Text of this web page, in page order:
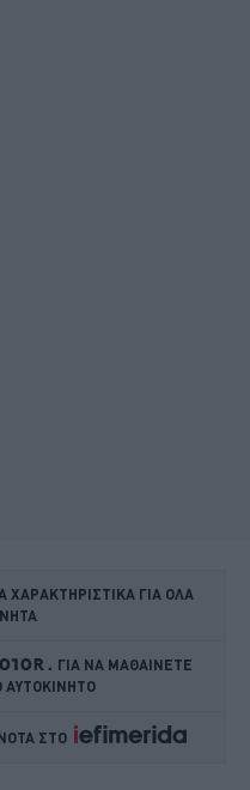
ΧΑΡΑΚΤΗΡΙΣΤΙΚΑ ΓΙΑ ΟΛΑ
ΓΙΑ ΝΑ ΜΑΘΑΙΝΕΤΕ
ΑΥΤΟΚΙΝΗΤΟ
ΣΤΟ